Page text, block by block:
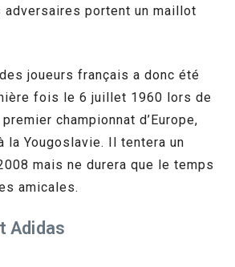
portent un maillot
joueurs français a donc été
fois le 6 juillet 1960 lors de
championnat d’Europe,
la Yougoslavie. Il tentera un
mais ne durera que le temps
amicales.
Adidas